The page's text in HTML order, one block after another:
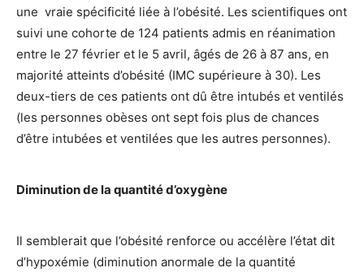
une vraie spécificité liée à l’obésité. Les scientifiques ont
suivi une cohorte de 124 patients admis en réanimation
entre le 27 février et le 5 avril, âgés de 26 à 87 ans, en
majorité atteints d’obésité (IMC supérieure à 30). Les
deux-tiers de ces patients ont dû être intubés et ventilés
(les personnes obèses ont sept fois plus de chances
d’être intubées et ventilées que les autres personnes).
Diminution de la quantité d’oxygène
Il semblerait que l’obésité renforce ou accélère l’état dit
d’hypoxémie (diminution anormale de la quantité